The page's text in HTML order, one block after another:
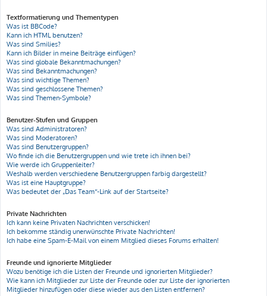
Textformatierung und Thementypen
Was ist BBCode?
Kann ich HTML benutzen?
Was sind Smilies?
Kann ich Bilder in meine Beiträge einfügen?
Was sind globale Bekanntmachungen?
Was sind Bekanntmachungen?
Was sind wichtige Themen?
Was sind geschlossene Themen?
Was sind Themen-Symbole?
Benutzer-Stufen und Gruppen
Was sind Administratoren?
Was sind Moderatoren?
Was sind Benutzergruppen?
Wo finde ich die Benutzergruppen und wie trete ich ihnen bei?
Wie werde ich Gruppenleiter?
Weshalb werden verschiedene Benutzergruppen farbig dargestellt?
Was ist eine Hauptgruppe?
Was bedeutet der „Das Team“-Link auf der Startseite?
Private Nachrichten
Ich kann keine Privaten Nachrichten verschicken!
Ich bekomme ständig unerwünschte Private Nachrichten!
Ich habe eine Spam-E-Mail von einem Mitglied dieses Forums erhalten!
Freunde und ignorierte Mitglieder
Wozu benötige ich die Listen der Freunde und ignorierten Mitglieder?
Wie kann ich Mitglieder zur Liste der Freunde oder zur Liste der ignorierten
Mitglieder hinzufügen oder diese wieder aus den Listen entfernen?